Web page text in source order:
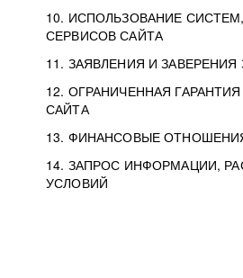
10. ИСПОЛЬЗОВАНИЕ
СЕРВИСОВ САЙТА
11. ЗАЯВЛЕНИЯ И ЗАВЕРЕНИЯ
12. ОГРАНИЧЕННАЯ
САЙТА
13. ФИНАНСОВЫЕ
14. ЗАПРОС ИНФОРМАЦИИ,
УСЛОВИЙ